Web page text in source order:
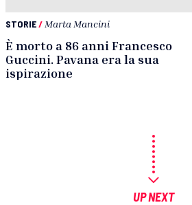
STORIE/ Marta Mancini
È morto a 86 anni Francesco
Guccini. Pavana era la sua
ispirazione
UP NEXT